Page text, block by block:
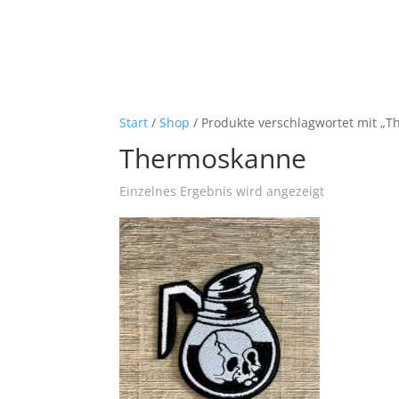
Start /Shop / Produkte verschlagwortet mit
Thermoskanne
Einzelnes Ergebnis wird angezeigt